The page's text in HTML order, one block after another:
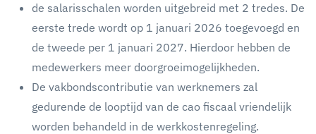
de salarisschalen worden uitgebreid met 2 tredes. De
eerste trede wordt op 1 januari 2026 toegevoegd en
de tweede per 1 januari 2027. Hierdoor hebben de
medewerkers meer doorgroeimogelijkheden.
De vakbondscontributie van werknemers zal
gedurende de looptijd van de cao fiscaal vriendelijk
worden behandeld in de werkkostenregeling.